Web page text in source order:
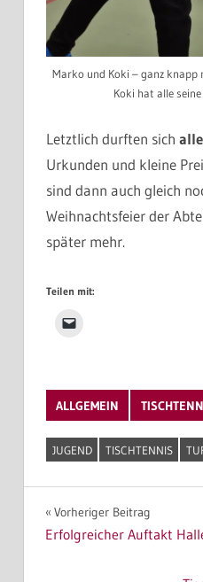
Marko und Koki – ganz
Koki hat alle
Letztlich durften sich alle
Urkunden und kleine
sind dann auch gleich
Weihnachtsfeier der
später mehr.
Teilen mit:
ALLGEMEIN
JUGEND TISCHTENNIS
Vorheriger Beitrag
Erfolgreicher Auftakt